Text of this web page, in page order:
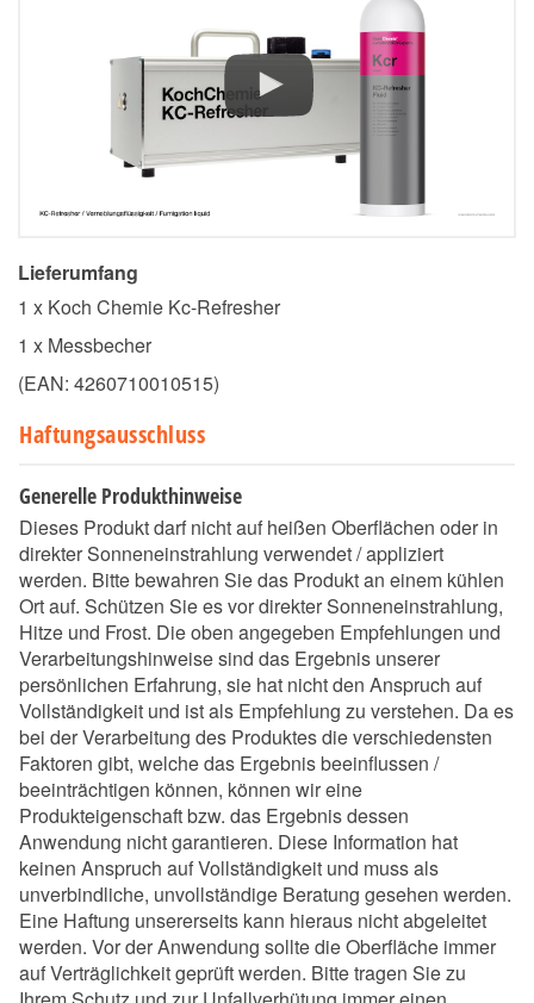
Lieferumfang
1 x Koch Chemie Kc-Refresher
1 x Messbecher
(EAN: 4260710010515)
Haftungsausschluss
Generelle Produkthinweise
Dieses Produkt darf nicht auf heißen Oberflächen oder in
direkter Sonneneinstrahlung verwendet / appliziert
werden. Bitte bewahren Sie das Produkt an einem kühlen
Ort auf. Schützen Sie es vor direkter Sonneneinstrahlung,
Hitze und Frost. Die oben angegeben Empfehlungen und
Verarbeitungshinweise sind das Ergebnis unserer
persönlichen Erfahrung, sie hat nicht den Anspruch auf
Vollständigkeit und ist als Empfehlung zu verstehen. Da es
bei der Verarbeitung des Produktes die verschiedensten
Faktoren gibt, welche das Ergebnis beeinflussen /
beeinträchtigen können, können wir eine
Produkteigenschaft bzw. das Ergebnis dessen
Anwendung nicht garantieren. Diese Information hat
keinen Anspruch auf Vollständigkeit und muss als
unverbindliche, unvollständige Beratung gesehen werden.
Eine Haftung unsererseits kann hieraus nicht abgeleitet
werden. Vor der Anwendung sollte die Oberfläche immer
auf Verträglichkeit geprüft werden. Bitte tragen Sie zu